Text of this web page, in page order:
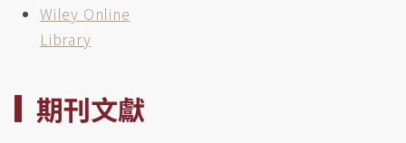
Wiley Online
Library
期刊文獻